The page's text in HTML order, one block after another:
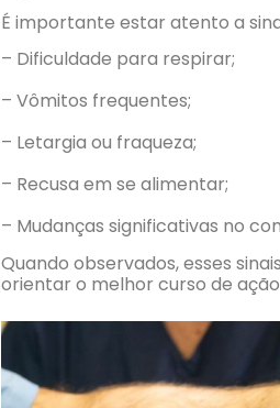
É importante estar atento a
– Dificuldade para respirar;
– Vômitos frequentes;
– Letargia ou fraqueza;
– Recusa em se alimentar;
– Mudanças significativas no
Quando observados, esses
orientar o melhor curso de